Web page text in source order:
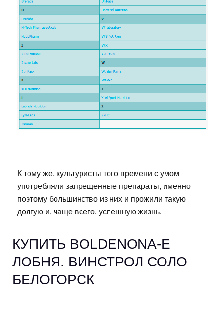
К тому же, культуристы того времени с умом
употребляли запрещенные препараты, именно
поэтому большинство из них и прожили такую
долгую и, чаще всего, успешную жизнь.
КУПИТЬ BOLDENONA-E
ЛОБНЯ. ВИНСТРОЛ СОЛО
БЕЛОГОРСК